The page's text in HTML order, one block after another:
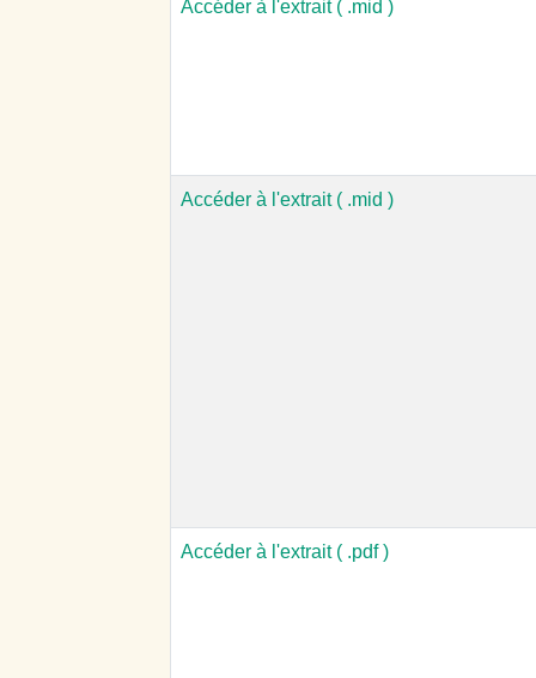
Accéder à l'extrait ( .mid )
Accéder à l'extrait ( .mid )
Accéder à l'extrait ( .pdf )